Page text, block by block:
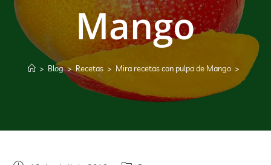
Mango
> Blog > Recetas > Mira recetas con pulpa de Mango >